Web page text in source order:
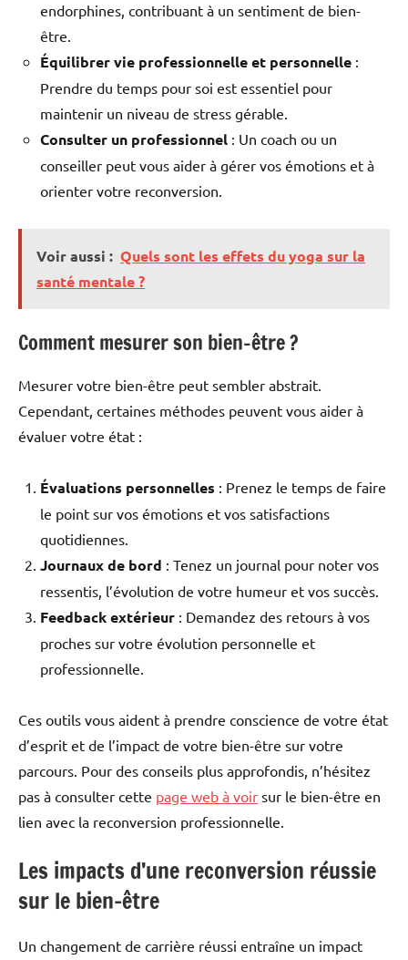
endorphines, contribuant à un sentiment de bien-
être.
Équilibrer vie professionnelle et personnelle :
Prendre du temps pour soi est essentiel pour
maintenir un niveau de stress gérable.
Consulter un professionnel : Un coach ou un
conseiller peut vous aider à gérer vos émotions et à
orienter votre reconversion.
Voir aussi : Quels sont les effets du yoga sur la
santé mentale ?
Comment mesurer son bien-être ?
Mesurer votre bien-être peut sembler abstrait.
Cependant, certaines méthodes peuvent vous aider à
évaluer votre état :
Évaluations personnelles : Prenez le temps de faire
le point sur vos émotions et vos satisfactions
quotidiennes.
Journaux de bord : Tenez un journal pour noter vos
ressentis, l’évolution de votre humeur et vos succès.
Feedback extérieur : Demandez des retours à vos
proches sur votre évolution personnelle et
professionnelle.
Ces outils vous aident à prendre conscience de votre état
d’esprit et de l’impact de votre bien-être sur votre
parcours. Pour des conseils plus approfondis, n’hésitez
pas à consulter cette page web à voir sur le bien-être en
lien avec la reconversion professionnelle.
Les impacts d’une reconversion réussie
sur le bien-être
Un changement de carrière réussi entraîne un impact